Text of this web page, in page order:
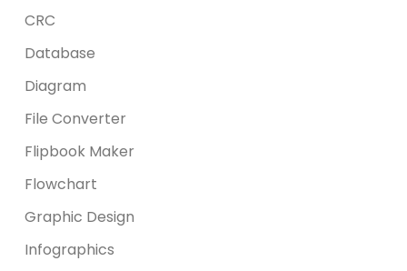
CRC
Database
Diagram
File Converter
Flipbook Maker
Flowchart
Graphic Design
Infographics